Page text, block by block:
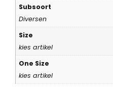
Subsoort
Diversen
Size
kies artikel
One Size
kies artikel